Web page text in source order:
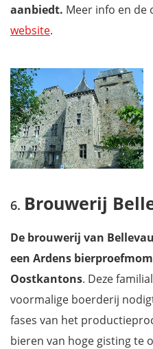
aanbiedt. Meer info en de
website.
Brouwerij
De brouwerij van
een Ardens
Oostkantons. Deze
voormalige boerderij
fases van het
bieren van hoge gisting te